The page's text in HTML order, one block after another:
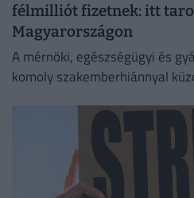
félmilliót fizetnek: itt
Magyarországon
A mérnöki, egészségügyi és
komoly szakemberhiánnyal